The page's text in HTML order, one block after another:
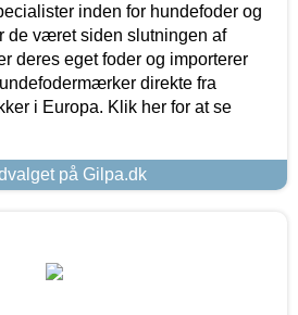
inden for hundefoder og
de været siden slutningen af
deres eget foder og importerer
direkte fra
i Europa. Klik her for at se
på Gilpa.dk